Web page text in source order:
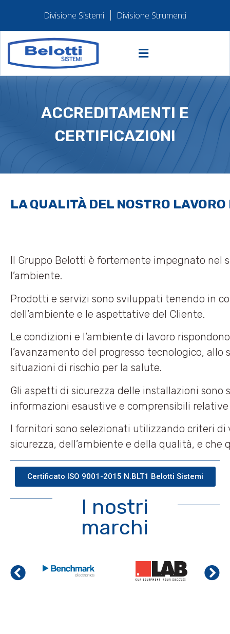
Divisione Sistemi Divisione Strumenti
ACCREDITAMENTI E
CERTIFICAZIONI
LA QUALITÀ DEL NOSTRO
Il Gruppo Belotti è fortemente impegnato nel
l’ambiente.
Prodotti e servizi sono sviluppati tenendo in
dell’ambiente e le aspettative del Cliente.
Le condizioni e l’ambiente di lavoro
l’avanzamento del progresso tecnologico,
situazioni di rischio per la salute.
Gli aspetti di sicurezza delle installazioni
informazioni esaustive e comprensibili
I fornitori sono selezionati utilizzando criteri
sicurezza, dell’ambiente e della qualità, e
Certificato ISO 9001-2015 N.BLT1 Belotti Sistemi
I nostri
marchi